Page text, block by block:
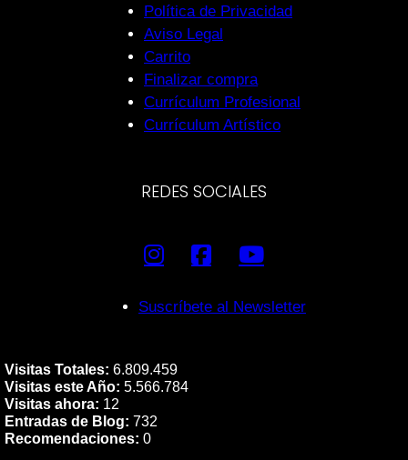
Política de Privacidad
Aviso Legal
Carrito
Finalizar compra
Currículum Profesional
Currículum Artístico
REDES SOCIALES
Suscríbete al Newsletter
Visitas Totales: 6.809.459
Visitas este Año: 5.566.784
Visitas ahora: 12
Entradas de Blog: 732
Recomendaciones: 0